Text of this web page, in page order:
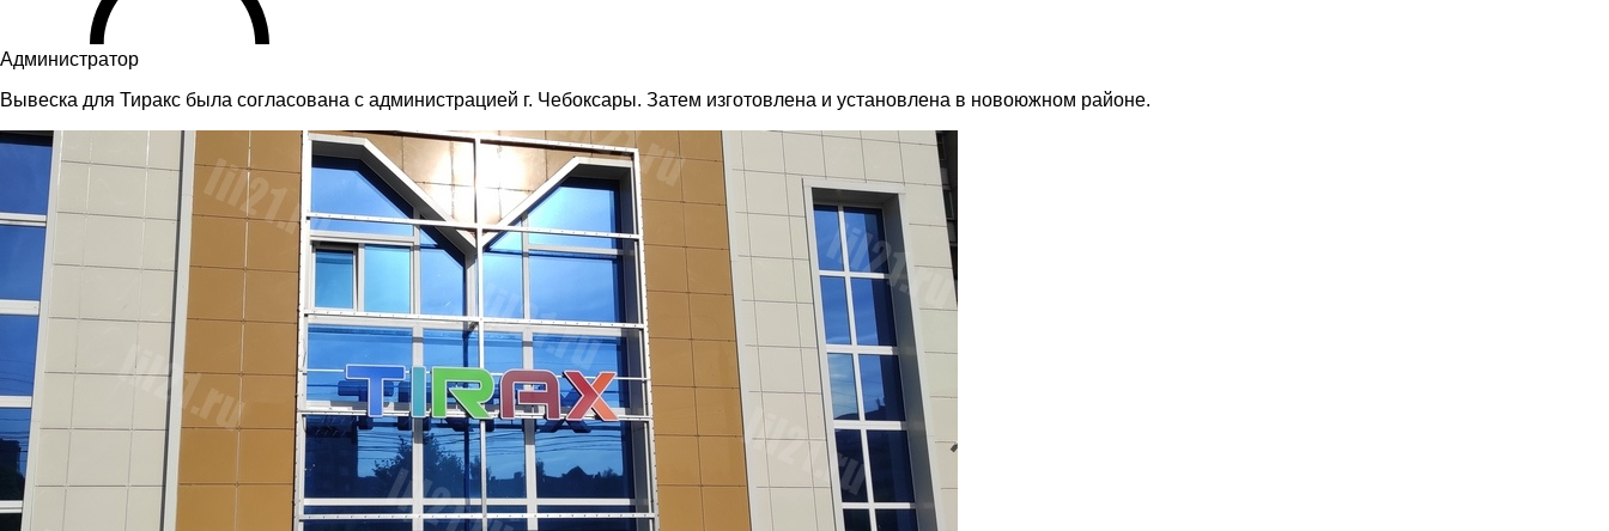
Администратор
Вывеска для Тиракс была согласована с администрацией г. Чебоксары. Затем изготовлена и установлена в новоюжном районе.